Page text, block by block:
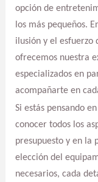
opción de
los más pequeños.
ilusión y el esfuerzo
ofrecemos nuestra
especializados en
acompañarte en
Si estás pensando en
conocer todos los
presupuesto y en la
elección del
necesarios, cada